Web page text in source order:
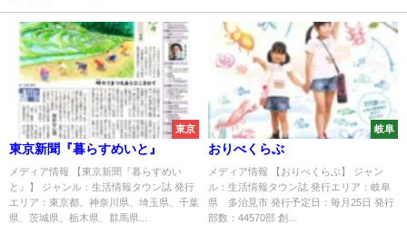
東京
東京新聞『暮らすめいと』
メディア情報 【東京新聞『暮らすめい
と』】 ジャンル：生活情報タウン誌 発行
エリア：東京都、神奈川県、埼玉県、千葉
県、茨城県、栃木県、群馬県...
岐阜
おりべくらぶ
メディア情報 【おりべくらぶ】 ジャン
ル：生活情報タウン誌 発行エリア：岐阜
県 多治見市 発行予定日：毎月25日 発行
部数：44570部 創...